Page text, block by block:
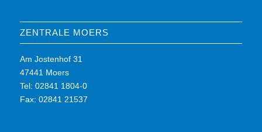
ZENTRALE MOERS
Am Jostenhof 31
47441 Moers
Tel: 02841 1804-0
Fax: 02841 21537